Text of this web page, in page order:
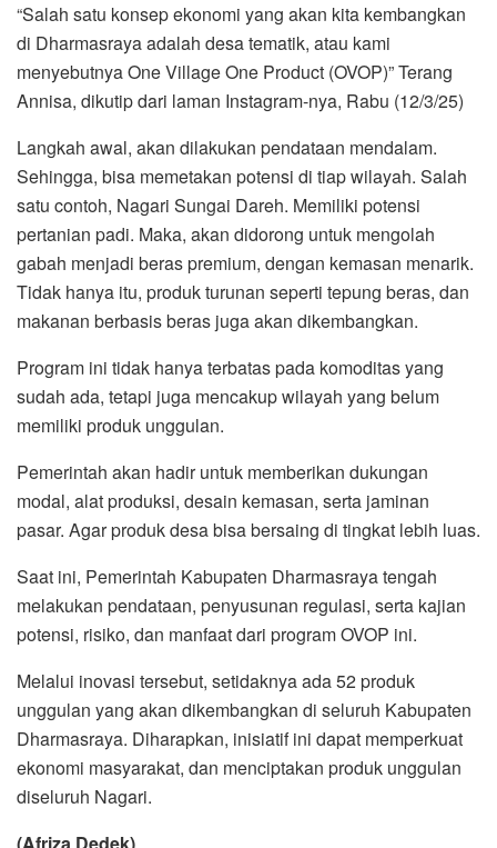
“Salah satu konsep ekonomi yang akan kita kembangkan
di Dharmasraya adalah desa tematik, atau kami
menyebutnya One Village One Product (OVOP)” Terang
Annisa, dikutip dari laman Instagram-nya, Rabu (12/3/25)
Langkah awal, akan dilakukan pendataan mendalam.
Sehingga, bisa memetakan potensi di tiap wilayah. Salah
satu contoh, Nagari Sungai Dareh. Memiliki potensi
pertanian padi. Maka, akan didorong untuk mengolah
gabah menjadi beras premium, dengan kemasan menarik.
Tidak hanya itu, produk turunan seperti tepung beras, dan
makanan berbasis beras juga akan dikembangkan.
Program ini tidak hanya terbatas pada komoditas yang
sudah ada, tetapi juga mencakup wilayah yang belum
memiliki produk unggulan.
Pemerintah akan hadir untuk memberikan dukungan
modal, alat produksi, desain kemasan, serta jaminan
pasar. Agar produk desa bisa bersaing di tingkat lebih luas.
Saat ini, Pemerintah Kabupaten Dharmasraya tengah
melakukan pendataan, penyusunan regulasi, serta kajian
potensi, risiko, dan manfaat dari program OVOP ini.
Melalui inovasi tersebut, setidaknya ada 52 produk
unggulan yang akan dikembangkan di seluruh Kabupaten
Dharmasraya. Diharapkan, inisiatif ini dapat memperkuat
ekonomi masyarakat, dan menciptakan produk unggulan
diseluruh Nagari.